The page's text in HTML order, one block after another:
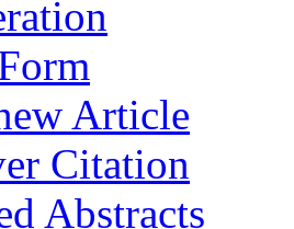
Article
Citation
Abstracts